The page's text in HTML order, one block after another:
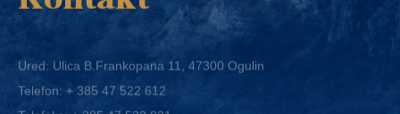
Telefon:+ 385 47 522 612
Telefaks:+ 385 47 522 821